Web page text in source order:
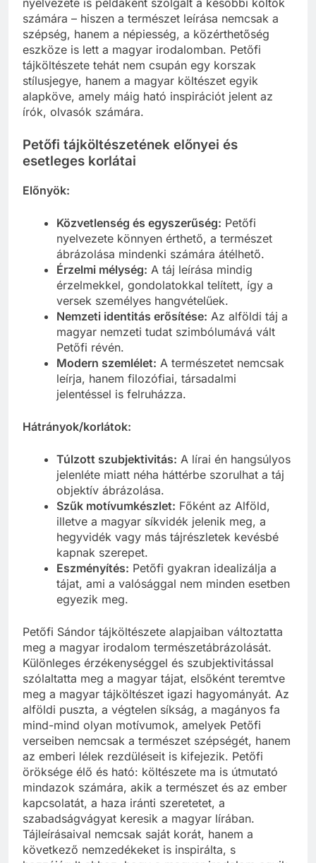
nyelvezete is példaként szolgált a későbbi költők
számára – hiszen a természet leírása nemcsak a
szépség, hanem a népiesség, a közérthetőség
eszköze is lett a magyar irodalomban. Petőfi
tájköltészete tehát nem csupán egy korszak
stílusjegye, hanem a magyar költészet egyik
alapköve, amely máig ható inspirációt jelent az
írók, olvasók számára.
Petőfi tájköltészetének előnyei és
esetleges korlátai
Előnyök:
Közvetlenség és egyszerűség: Petőfi
nyelvezete könnyen érthető, a természet
ábrázolása mindenki számára átélhető.
Érzelmi mélység: A táj leírása mindig
érzelmekkel, gondolatokkal telített, így a
versek személyes hangvételűek.
Nemzeti identitás erősítése: Az alföldi táj a
magyar nemzeti tudat szimbólumává vált
Petőfi révén.
Modern szemlélet: A természetet nemcsak
leírja, hanem filozófiai, társadalmi
jelentéssel is felruházza.
Hátrányok/korlátok:
Túlzott szubjektivitás: A lírai én hangsúlyos
jelenléte miatt néha háttérbe szorulhat a táj
objektív ábrázolása.
Szűk motívumkészlet: Főként az Alföld,
illetve a magyar síkvidék jelenik meg, a
hegyvidék vagy más tájrészletek kevésbé
kapnak szerepet.
Eszményítés: Petőfi gyakran idealizálja a
tájat, ami a valósággal nem minden esetben
egyezik meg.
Petőfi Sándor tájköltészete alapjaiban változtatta
meg a magyar irodalom természetábrázolását.
Különleges érzékenységgel és szubjektivitással
szólaltatta meg a magyar tájat, elsőként teremtve
meg a magyar tájköltészet igazi hagyományát. Az
alföldi puszta, a végtelen síkság, a magányos fa
mind-mind olyan motívumok, amelyek Petőfi
verseiben nemcsak a természet szépségét, hanem
az emberi lélek rezdüléseit is kifejezik. Petőfi
öröksége élő és ható: költészete ma is útmutató
mindazok számára, akik a természet és az ember
kapcsolatát, a haza iránti szeretetet, a
szabadságvágyat keresik a magyar lírában.
Tájleírásaival nemcsak saját korát, hanem a
következő nemzedékeket is inspirálta, s